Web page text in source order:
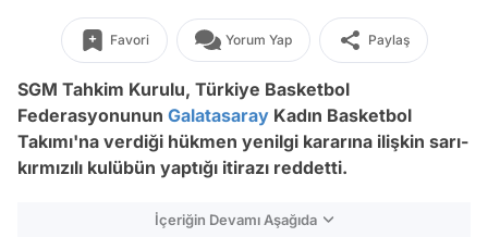
Favori Yorum Yap Paylaş
SGM Tahkim Kurulu, Türkiye Basketbol
Federasyonunun Galatasaray Kadın Basketbol
Takımı'na verdiği hükmen yenilgi kararına ilişkin sarı-
kırmızılı kulübün yaptığı itirazı reddetti.
İçeriğin Devamı Aşağıda